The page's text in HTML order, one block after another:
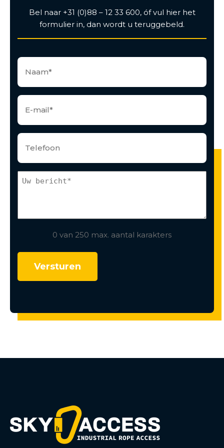
Bel naar +31 (0)88 – 12 33 600, óf vul hier het
formulier in, dan wordt u teruggebeld.
0 van 250 max. aantal karakters